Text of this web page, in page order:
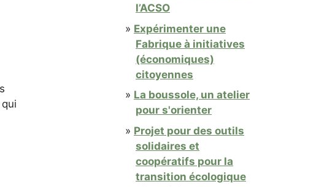
l’ACSO
Expérimenter une
Fabrique à initiatives
(économiques)
citoyennes
La boussole, un atelier
pour s'orienter
Projet pour des outils
solidaires et
coopératifs pour la
transition écologique